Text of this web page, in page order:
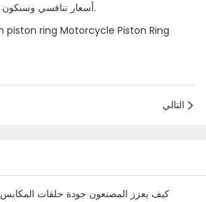
أسعار تنافسي وسنكون سعداء بتقديم المساعدة.
التالي
كيف يعزز المصنعون جودة حلقات المكابس